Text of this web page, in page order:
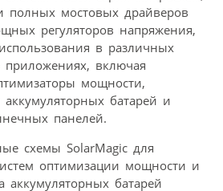
полных мостовых драйверов
регуляторов напряжения,
в различных
приложениях, включая
мощности,
батарей и
панелей.